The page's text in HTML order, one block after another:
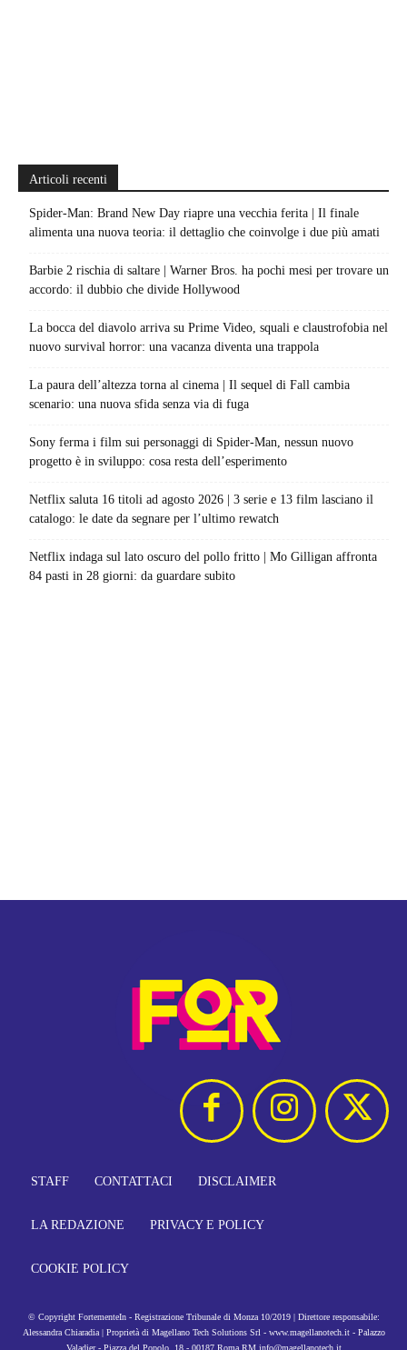
Articoli recenti
Spider-Man: Brand New Day riapre una vecchia ferita | Il finale
alimenta una nuova teoria: il dettaglio che coinvolge i due più amati
Barbie 2 rischia di saltare | Warner Bros. ha pochi mesi per trovare un
accordo: il dubbio che divide Hollywood
La bocca del diavolo arriva su Prime Video, squali e claustrofobia nel
nuovo survival horror: una vacanza diventa una trappola
La paura dell’altezza torna al cinema | Il sequel di Fall cambia
scenario: una nuova sfida senza via di fuga
Sony ferma i film sui personaggi di Spider-Man, nessun nuovo
progetto è in sviluppo: cosa resta dell’esperimento
Netflix saluta 16 titoli ad agosto 2026 | 3 serie e 13 film lasciano il
catalogo: le date da segnare per l’ultimo rewatch
Netflix indaga sul lato oscuro del pollo fritto | Mo Gilligan affronta
84 pasti in 28 giorni: da guardare subito
STAFF CONTATTACI DISCLAIMER
LA REDAZIONE PRIVACY E POLICY
COOKIE POLICY
© Copyright FortementeIn - Registrazione Tribunale di Monza 10/2019 | Direttore responsabile:
Alessandra Chiaradia | Proprietà di Magellano Tech Solutions Srl - www.magellanotech.it - Palazzo
Valadier - Piazza del Popolo, 18 - 00187 Roma RM info@magellanotech.it